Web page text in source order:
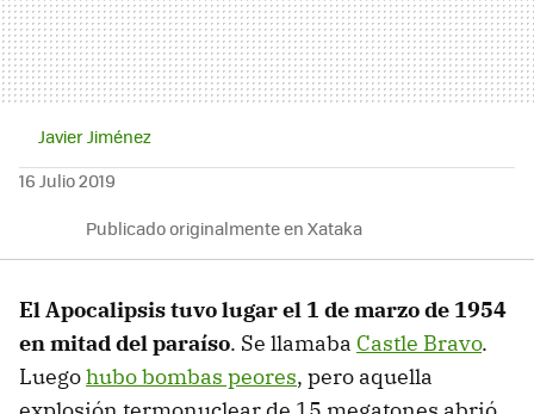
Javier Jiménez
16 Julio 2019
Publicado originalmente en Xataka
El Apocalipsis tuvo lugar el 1 de marzo de 1954
en mitad del paraíso. Se llamaba Castle Bravo.
Luegohubo bombas peores, pero aquella